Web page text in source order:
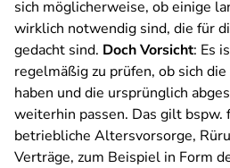
sich möglicherweise, ob einige
wirklich notwendig sind, die für
gedacht sind. Doch Vorsicht: Es
regelmäßig zu prüfen, ob sich
haben und die ursprünglich
weiterhin passen. Das gilt bspw.
betriebliche Altersvorsorge,
Verträge, zum Beispiel in Form